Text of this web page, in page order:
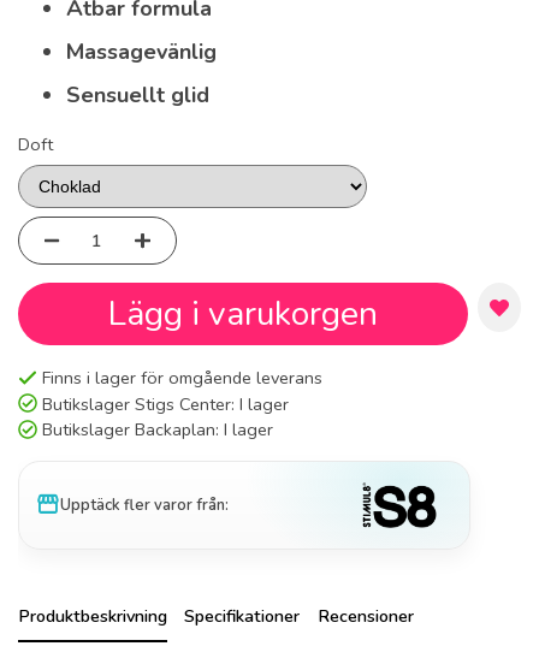
Ätbar formula
Massagevänlig
Sensuellt glid
Doft
Lägg i varukorgen
Finns i lager för omgående leverans
Butikslager Stigs Center: I lager
Butikslager Backaplan: I lager
storefrontUpptäck fler varor från:
Produktbeskrivning Specifikationer Recensioner